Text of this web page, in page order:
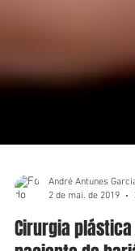
André Antunes Garcia
2 de mai. de 2019